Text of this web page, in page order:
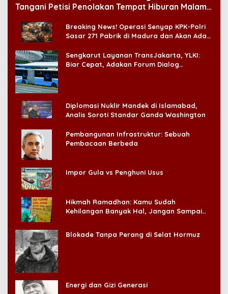
Tangani Petisi Penolakan Tempat Hiburan Malam
Breaking News! Operasi Senyap KPK-Polri
Sasar 271 Pabrik di Madura dan Akan Ada
Sengkarut Layanan TransJakarta, YLKI:
Biar Cepat, Adakan Forum Dialog
Diplomasi Nuklir Mandek di Islamabad,
Analis Soroti Standar Ganda Washington
Pembangunan Infrastruktur: Sebuah
Pembacaan Berbeda
Impor Gula vs Penghuni Usus
Hikmah Ramadhan: Kamu Sudah
Kehilangan Banyak Hal, Jangan Sampai
Blokade Tanpa Perang di Selat Hormuz
Energi dan Gizi Generasi